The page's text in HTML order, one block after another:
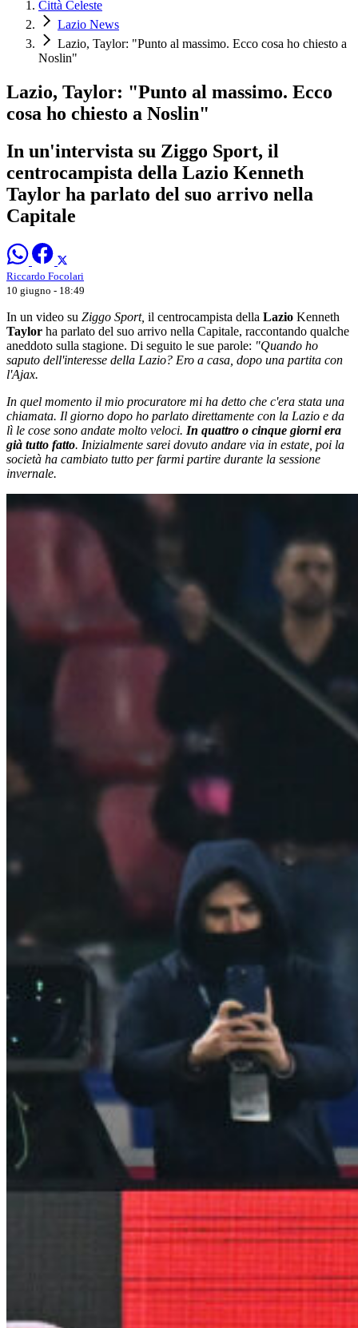
Città Celeste
Lazio News
Lazio, Taylor: "Punto al massimo. Ecco cosa ho chiesto a
Noslin"
Lazio, Taylor: "Punto al massimo. Ecco
cosa ho chiesto a Noslin"
In un'intervista su Ziggo Sport, il
centrocampista della Lazio Kenneth
Taylor ha parlato del suo arrivo nella
Capitale
Riccardo Focolari
10 giugno - 18:49
In un video su Ziggo Sport, il centrocampista della Lazio Kenneth
Taylor ha parlato del suo arrivo nella Capitale, raccontando qualche
aneddoto sulla stagione. Di seguito le sue parole: "Quando ho
saputo dell'interesse della Lazio? Ero a casa, dopo una partita con
l'Ajax.
In quel momento il mio procuratore mi ha detto che c'era stata una
chiamata. Il giorno dopo ho parlato direttamente con la Lazio e da
lì le cose sono andate molto veloci. In quattro o cinque giorni era
già tutto fatto. Inizialmente sarei dovuto andare via in estate, poi la
società ha cambiato tutto per farmi partire durante la sessione
invernale.